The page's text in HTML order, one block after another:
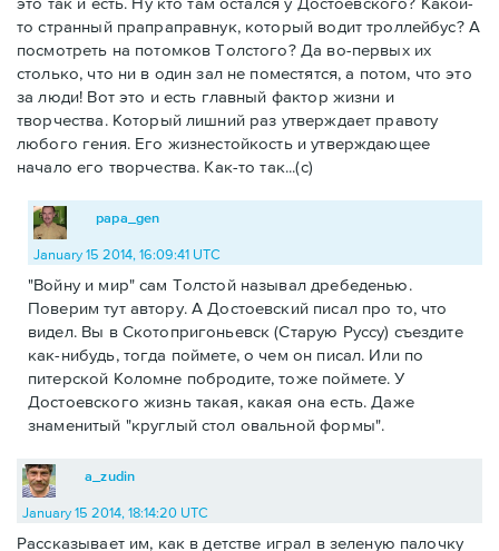
то странный прапраправнук, который водит троллейбус? А
посмотреть на потомков Толстого? Да во-первых их
столько, что ни в один зал не поместятся, а потом, что это
за люди! Вот это и есть главный фактор жизни и
творчества. Который лишний раз утверждает правоту
любого гения. Его жизнестойкость и утверждающее
начало его творчества. Как-то так...(с)
papa_gen
January 15 2014, 16:09:41 UTC
"Войну и мир" сам Толстой называл дребеденью.
Поверим тут автору. А Достоевский писал про то, что
видел. Вы в Скотопригоньевск (Старую Руссу) съездите
как-нибудь, тогда поймете, о чем он писал. Или по
питерской Коломне побродите, тоже поймете. У
Достоевского жизнь такая, какая она есть. Даже
знаменитый "круглый стол овальной формы".
a_zudin
January 15 2014, 18:14:20 UTC
Рассказывает им, как в детстве играл в зеленую палочку